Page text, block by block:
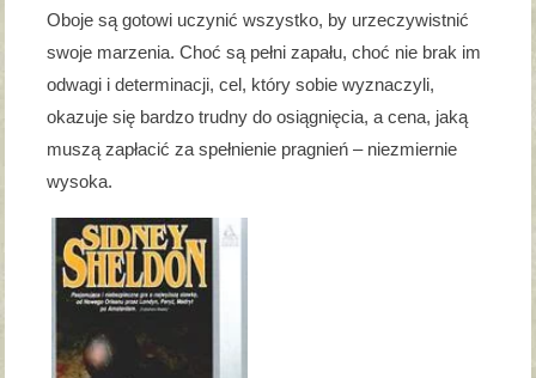
Oboje są gotowi uczynić wszystko, by urzeczywistnić
swoje marzenia. Choć są pełni zapału, choć nie brak im
odwagi i determinacji, cel, który sobie wyznaczyli,
okazuje się bardzo trudny do osiągnięcia, a cena, jaką
muszą zapłacić za spełnienie pragnień – niezmiernie
wysoka.